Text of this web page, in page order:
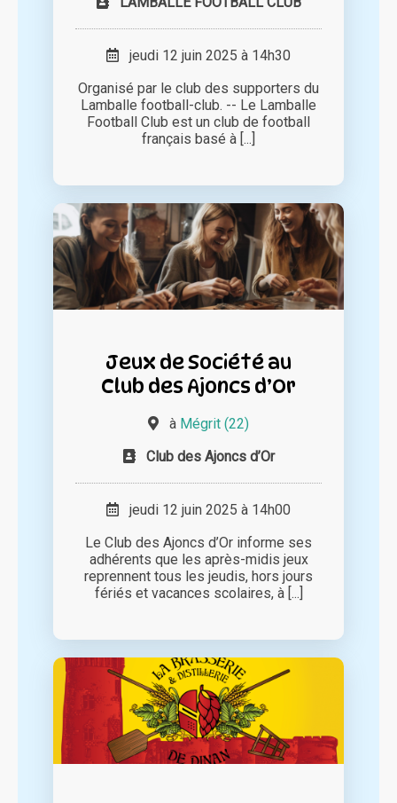
jeudi 12 juin 2025 à 14h30
Organisé par le club des supporters du
Lamballe football-club. -- Le Lamballe
Football Club est un club de football
français basé à [...]
Jeux de Société au
Club des Ajoncs d’Or
à Mégrit (22)
Club des Ajoncs d’Or
jeudi 12 juin 2025 à 14h00
Le Club des Ajoncs d’Or informe ses
adhérents que les après-midis jeux
reprennent tous les jeudis, hors jours
fériés et vacances scolaires, à [...]